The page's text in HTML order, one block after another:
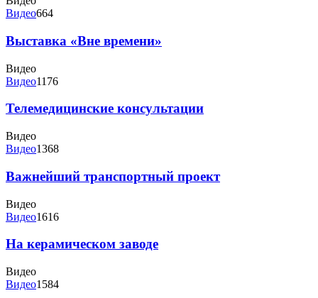
Видео664
Выставка «Вне времени»
Видео
Видео1176
Телемедицинские консультации
Видео
Видео1368
Важнейший транспортный проект
Видео
Видео1616
На керамическом заводе
Видео
Видео1584